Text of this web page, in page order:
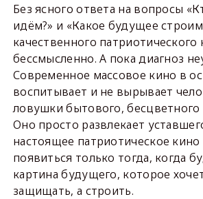
Без ясного ответа на вопросы
идём?» и «Какое будущее
качественного
бессмысленно. А пока диагноз
Современное массовое кино в
воспитывает и не вырывает
ловушки бытового, бесцветного
Оно просто развлекает
настоящее патриотическое
появиться только тогда, когда
картина будущего, которое
защищать, а строить.